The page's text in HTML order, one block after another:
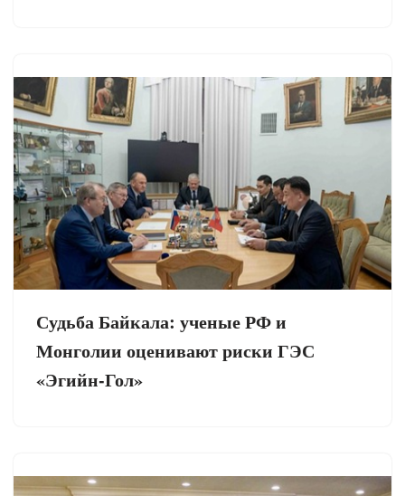
Судьба Байкала: ученые РФ и
Монголии оценивают риски ГЭС
«Эгийн-Гол»